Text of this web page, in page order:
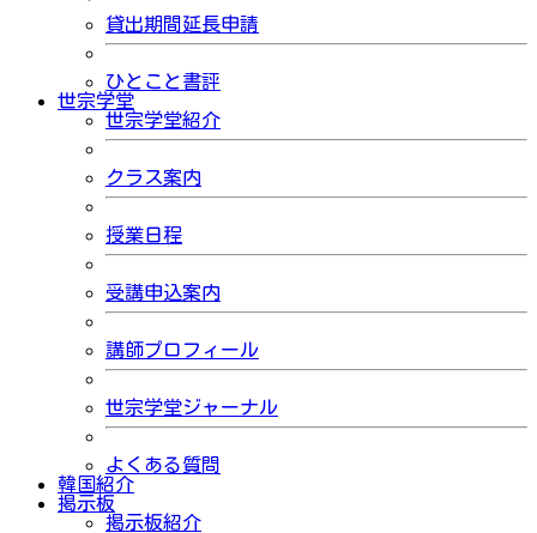
貸出期間延長申請
ひとこと書評
世宗学堂
世宗学堂紹介
クラス案内
授業日程
受講申込案内
講師プロフィール
世宗学堂ジャーナル
よくある質問
韓国紹介
掲示板
掲示板紹介